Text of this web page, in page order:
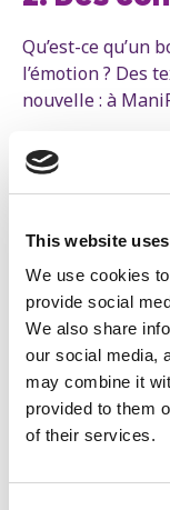
This website
We use cookies
provide social
We also share
our social media,
may combine it
provided to them
of their services.
Qu’est-ce qu’un
l’émotion ? Des
nouvelle : à
Cette année, la
artistes engagés
féminine aux
(vainqueur de
palestinien
3. Des
Le monde est en
et ça peut partir
assistez à des
les grands